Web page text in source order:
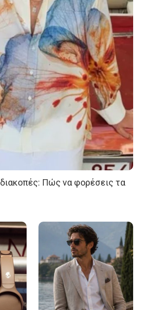
Πώς να φορέσεις τα